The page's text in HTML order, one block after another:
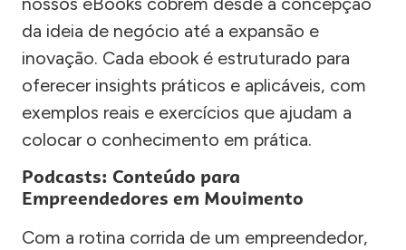
da ideia de negócio até a expansão e
inovação. Cada ebook é estruturado para
oferecer insights práticos e aplicáveis, com
exemplos reais e exercícios que ajudam a
colocar o conhecimento em prática.
Podcasts: Conteúdo para
Empreendedores em Movimento
Com a rotina corrida de um empreendedor,